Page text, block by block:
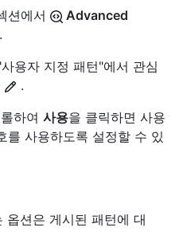
션에서
Advanced
용자 지정 패턴"에서 관심
.
하여 사용을 클릭하면 사용
를 사용하도록 설정할 수 있
옵션은 게시된 패턴에 대